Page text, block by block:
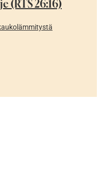
(RTS 26:16)